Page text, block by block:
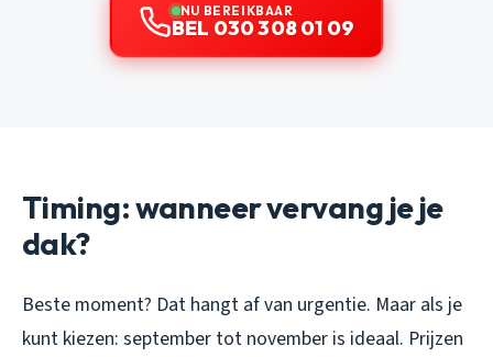
NU BEREIKBAAR
BEL 030 308 01 09
Timing: wanneer vervang je je
dak?
Beste moment? Dat hangt af van urgentie. Maar als je
kunt kiezen: september tot november is ideaal. Prijzen